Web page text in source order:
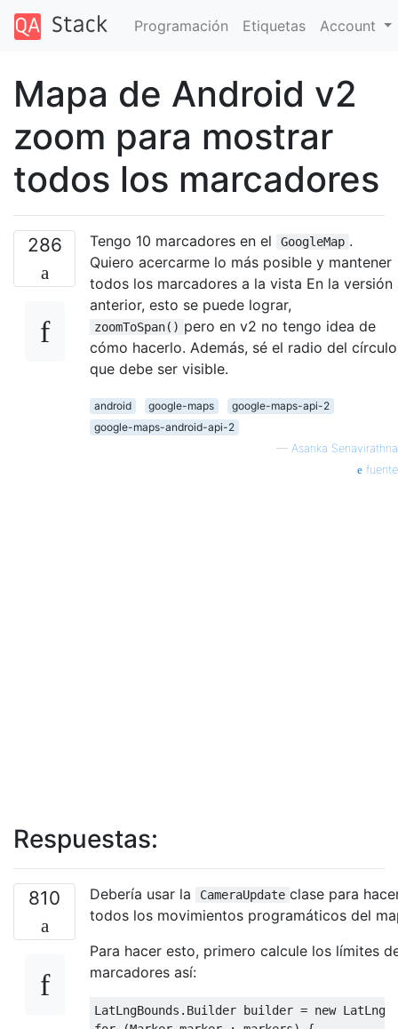
Programación Etiquetas Account
Mapa de Android v2
zoom para mostrar
todos los marcadores
286 Tengo 10 marcadores en el GoogleMap .
Quiero acercarme lo más posible y mantener
todos los marcadores a la vista En la versión
anterior, esto se puede lograr,
zoomToSpan() pero en v2 no tengo idea de
cómo hacerlo. Además, sé el radio del círculo
que debe ser visible.
android google-maps
google-maps-api-2
google-maps-android-api-2
— Asanka Senavirathna
fuente
Respuestas:
810 Debería usar la CameraUpdate clase para
todos los movimientos programáticos del
Para hacer esto, primero calcule los límites
marcadores así:
LatLngBounds . Builder builder = new